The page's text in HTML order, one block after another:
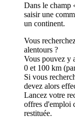
Dans le champ
saisir une
un continent.
Vous
alentours ?
Vous pouvez y
0 et 100 km
Si vous
devez alors
Lancez votre
offres d'emploi
restituée.